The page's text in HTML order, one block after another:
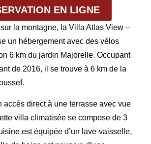
EN LIGNE
la montagne, la Villa Atlas View –
un hébergement avec des vélos
6 km du jardin Majorelle. Occupant
de 2016, il se trouve à 6 km de la
accès direct à une terrasse avec vue
villa climatisée se compose de 3
est équipée d’un lave-vaisselle,